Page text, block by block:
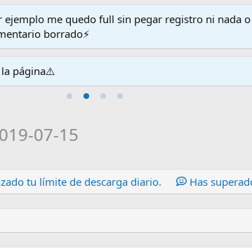
me quedo full sin pegar registro ni nada
borrado⚡
la página⚠️
07-15
tu límite de descarga diario. Has